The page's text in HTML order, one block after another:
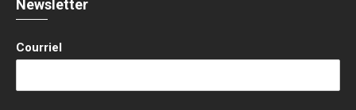
Newsletter
Courriel